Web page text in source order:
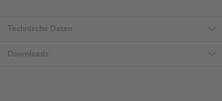
Technische Daten
Downloads